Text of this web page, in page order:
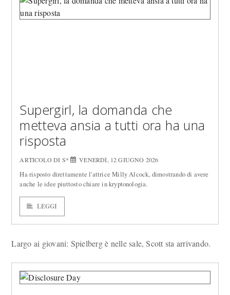
Supergirl, la domanda che
metteva ansia a tutti ora ha una
risposta
ARTICOLO DI S* VENERDÌ, 12 GIUGNO 2026
Ha risposto direttamente l'attrice Milly Alcock, dimostrando di avere
anche le idee piuttosto chiare in kryptonologia.
LEGGI
Largo ai giovani: Spielberg è nelle sale, Scott sta arrivando.